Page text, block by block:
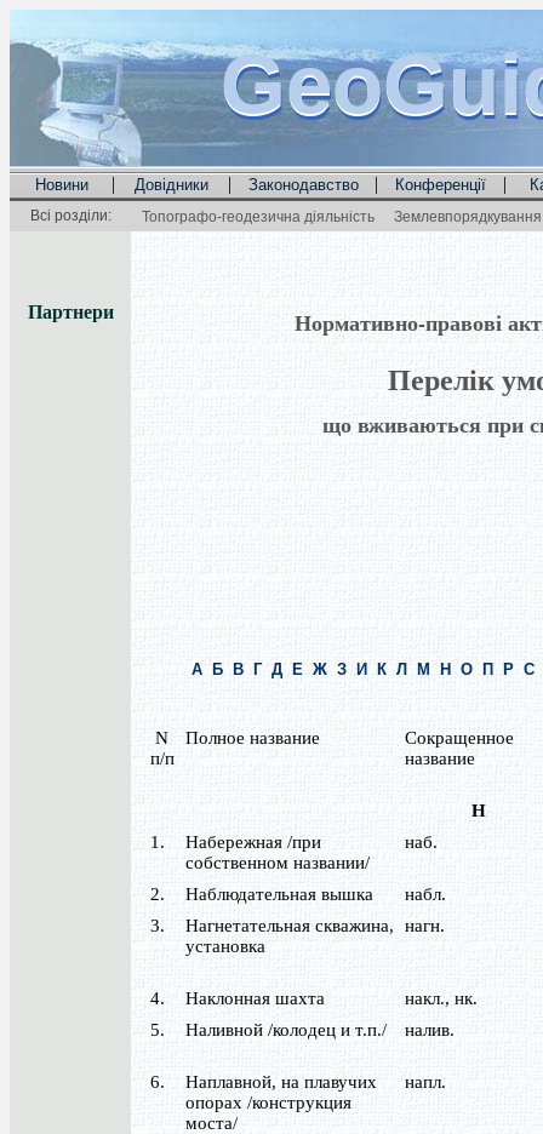
Новини | Довідники | Законодавство | Конференції |
Всі розділи: Топографо-геодезична діяльність
Партнери Нормативно-правові
Перелік
що вживаються при
А Б В Г Д Е Ж З И К Л М Н О П Р С
N
п/п
Полное название
Сокращенное
название
Н
1.
Набережная /при
собственном названии/
наб.
2. Наблюдательная вышка
набл.
3.
Нагнетательная скважина,
установка
нагн.
4. Наклонная шахта
накл., нк.
5.
Наливной /колодец и т.п./ налив.
6.
Наплавной, на плавучих
опорах /конструкция
моста/
напл.